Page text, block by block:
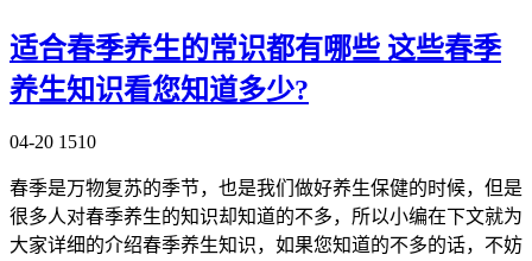
适合春季养生的常识都有哪些 这些春季
养生知识看您知道多少?
04-20 1510
春季是万物复苏的季节，也是我们做好养生保健的时候，但是
很多人对春季养生的知识却知道的不多，所以小编在下文就为
大家详细的介绍春季养生知识，如果您知道的不多的话，不妨